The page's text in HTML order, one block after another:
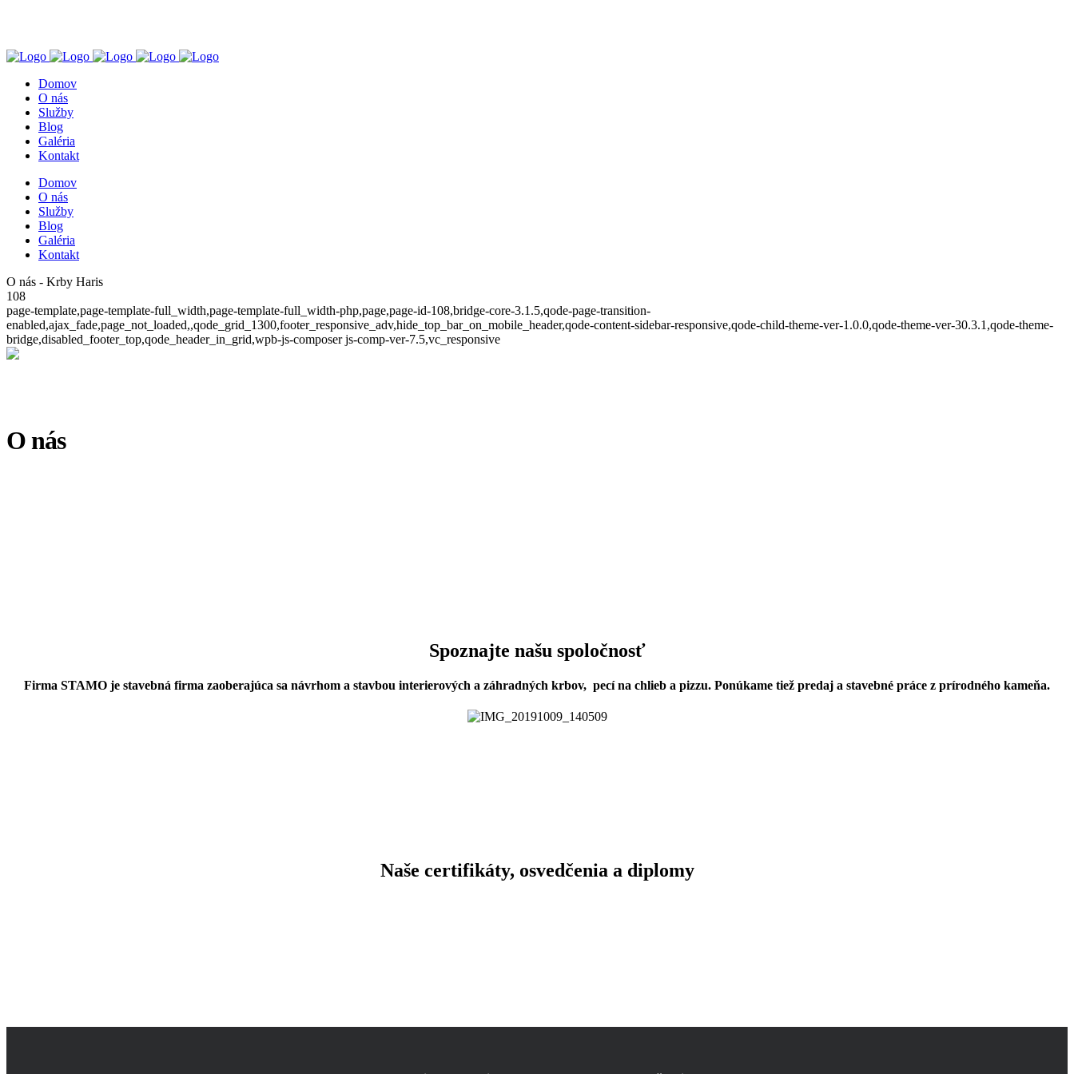
Domov
O nás
Služby
Blog
Galéria
Kontakt
Domov
O nás
Služby
Blog
Galéria
Kontakt
O nás - Krby Haris
108
page-template,page-template-full_width,page-template-full_width-php,page,page-id-108,bridge-core-3.1.5,qode-page-transition-
enabled,ajax_fade,page_not_loaded,,qode_grid_1300,footer_responsive_adv,hide_top_bar_on_mobile_header,qode-content-sidebar-responsive,qode-child-theme-ver-1.0.0,qode-theme-ver-30.3.1,qode-theme-
bridge,disabled_footer_top,qode_header_in_grid,wpb-js-composer js-comp-ver-7.5,vc_responsive
O nás
Spoznajte našu spoločnosť
Firma STAMO je stavebná firma zaoberajúca sa návrhom a stavbou interierových a záhradných krbov, pecí na chlieb a pizzu. Ponúkame tiež predaj a stavebné práce z prírodného kameňa.
Naše certifikáty, osvedčenia a diplomy